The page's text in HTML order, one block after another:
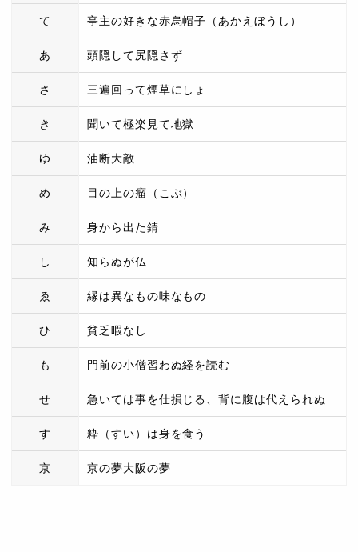
て 亭主の好きな赤烏帽子（あかえぼうし）
あ 頭隠して尻隠さず
さ 三遍回って煙草にしょ
き 聞いて極楽見て地獄
ゆ 油断大敵
め 目の上の瘤（こぶ）
み 身から出た錆
し 知らぬが仏
ゑ 縁は異なもの味なもの
ひ 貧乏暇なし
も 門前の小僧習わぬ経を読む
せ 急いては事を仕損じる、背に腹は代えられぬ
す 粋（すい）は身を食う
京 京の夢大阪の夢